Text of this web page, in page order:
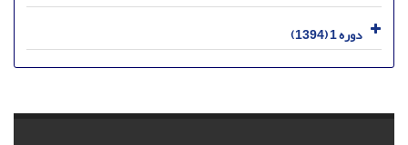
دوره 1 (1394)